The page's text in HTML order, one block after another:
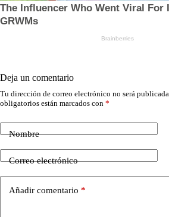
Deja un comentario
Tu dirección de correo electrónico no será publicada.
obligatorios están marcados con *
Nombre
Correo electrónico
Añadir comentario *